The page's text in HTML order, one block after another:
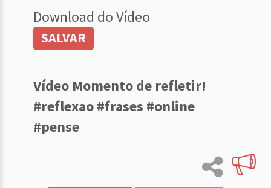
Download do Vídeo
SALVAR
Vídeo Momento de refletir!
#reflexao #frases #online
#pense